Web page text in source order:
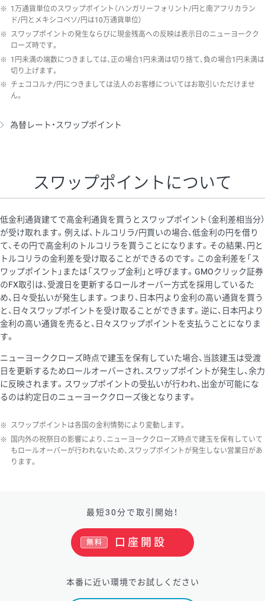
※ 1万通貨単位のスワップポイント（ハンガリーフォリント/円と南アフリカラン
ド/円とメキシコペソ/円は10万通貨単位）
※ スワップポイントの発生ならびに現金残高への反映は表示日のニューヨークク
ローズ時です。
※ 1円未満の端数につきましては、正の場合1円未満は切り捨て、負の場合1円未満は
切り上げます。
※ チェココルナ/円につきましては法人のお客様についてはお取引いただけませ
ん。
為替レート・スワップポイント
スワップポイントについて
低金利通貨建てで高金利通貨を買うとスワップポイント（金利差相当分）
が受け取れます。例えば、トルコリラ/円買いの場合、低金利の円を借り
て、その円で高金利のトルコリラを買うことになります。その結果、円と
トルコリラの金利差を受け取ることができるのです。この金利差を「ス
ワップポイント」または「スワップ金利」と呼びます。GMOクリック証券
のFX取引は、受渡日を更新するロールオーバー方式を採用しているた
め、日々受払いが発生します。つまり、日本円より金利の高い通貨を買う
と、日々スワップポイントを受け取ることができます。逆に、日本円より
金利の高い通貨を売ると、日々スワップポイントを支払うことになりま
す。
ニューヨーククローズ時点で建玉を保有していた場合、当該建玉は受渡
日を更新するためロールオーバーされ、スワップポイントが発生し、余力
に反映されます。スワップポイントの受払いが行われ、出金が可能にな
るのは約定日のニューヨーククローズ後となります。
※ スワップポイントは各国の金利情勢により変動します。
※
国内外の祝祭日の影響により、ニューヨーククローズ時点で建玉を保有していて
もロールオーバーが行われないため、スワップポイントが発生しない営業日があ
ります。
最短30分で取引開始！
口座開設
無料
本番に近い環境でお試しください